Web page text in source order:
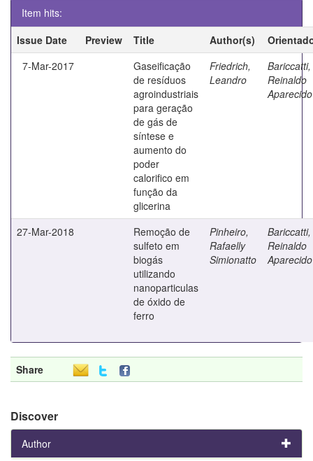
Item hits:
Issue Date
Preview Title Author(s)
7-Mar-2017
Gaseificação
de resíduos
agroindustriais
para geração
de gás de
síntese e
aumento do
poder
calorifico em
função da
glicerina
Friedrich,
Leandro
Bariccatti,
Reinaldo
Aparecido
27-Mar-2018
Remoção de
sulfeto em
biogás
utilizando
nanoparticulas
de óxido de
ferro
Pinheiro,
Rafaelly
Simionatto
Bariccatti,
Reinaldo
Aparecido
Share
Discover
Author